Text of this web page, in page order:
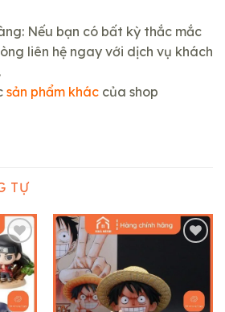
Nếu bạn có bất kỳ thắc mắc
liên hệ ngay với dịch vụ khách
sản phẩm khác của shop
TỰ
to
wishlist
wishlist